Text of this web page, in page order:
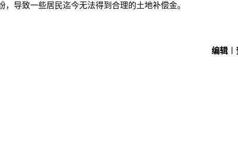
导致一些居民迄今无法得到合理的土地补偿金。
编辑︱